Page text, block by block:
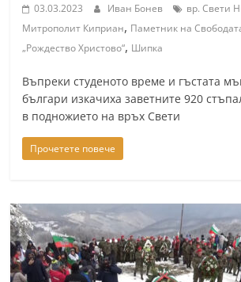
03.03.2023 Иван Бонев вр. Свети
Митрополит Киприан, Паметник на
„Рождество Христово“, Шипка
Въпреки студеното време и гъстата
българи изкачиха заветните 920
в подножието на връх Свети
Прочетете повече